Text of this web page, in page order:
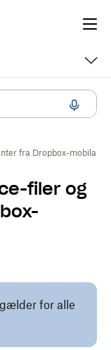
fra Dropbox-
filer og
for alle